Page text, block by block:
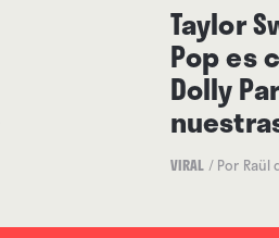
Taylor
Pop es
Dolly
VIRAL / Por Raül